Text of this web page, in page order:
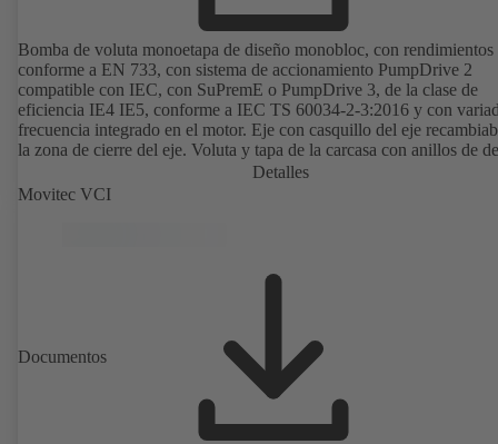
Bomba de voluta monoetapa de diseño monobloc, con rendimientos
conforme a EN 733, con sistema de accionamiento PumpDrive 2
compatible con IEC, con SuPremE o PumpDrive 3, de la clase de
eficiencia IE4 IE5, conforme a IEC TS 60034-2-3:2016 y con
frecuencia integrado en el motor. Eje con casquillo del eje
la zona de cierre del eje. Voluta y tapa de la carcasa con anillos de
recambiables. Voluta con los pies de la bomba soldados en las
B, C y S. Los puntos de montaje son conformes a IEC 60072; las
Detalles
Movitec VCI
Documentos